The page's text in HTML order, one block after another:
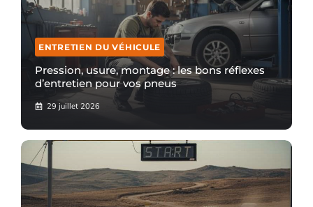
ENTRETIEN DU VÉHICULE
Pression, usure, montage : les bons réflexes
d’entretien pour vos pneus
29 juillet 2026